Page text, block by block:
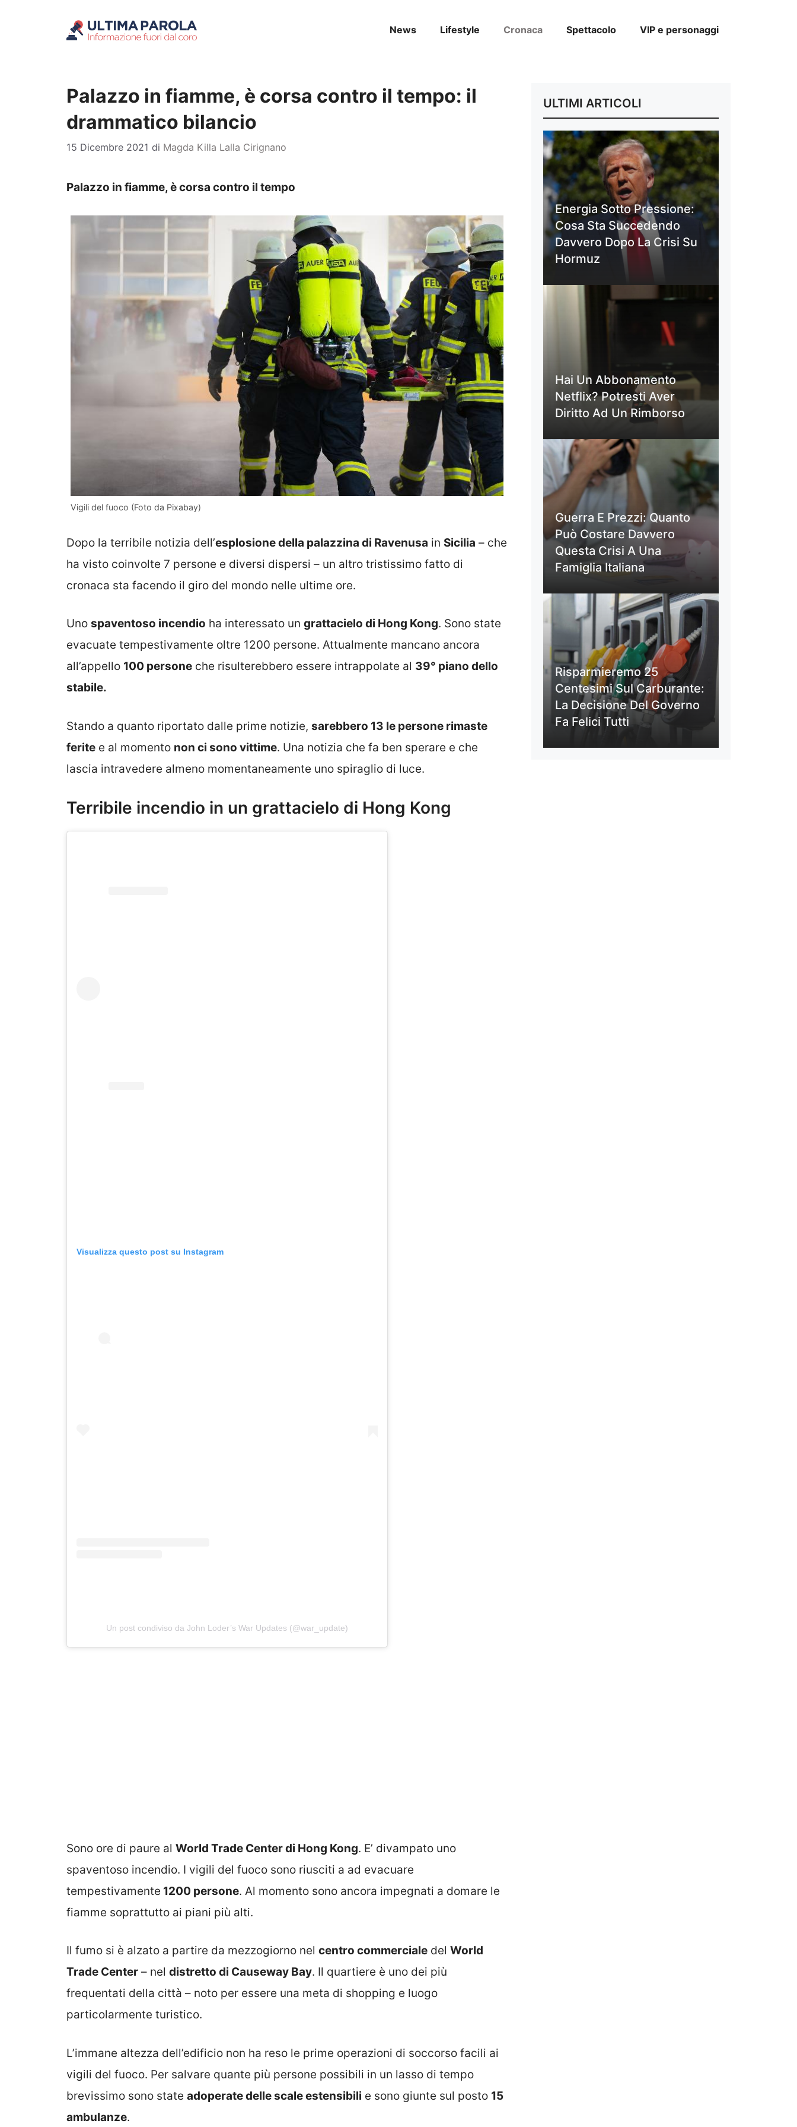
News Lifestyle Cronaca Spettacolo VIP e personaggi
Palazzo in fiamme, è corsa contro il tempo: il
drammatico bilancio
15 Dicembre 2021 di Magda Killa Lalla Cirignano
Palazzo in fiamme, è corsa contro il tempo
Vigili del fuoco (Foto da Pixabay)
Dopo la terribile notizia dell’esplosione della palazzina di Ravenusa in Sicilia – che
ha visto coinvolte 7 persone e diversi dispersi – un altro tristissimo fatto di
cronaca sta facendo il giro del mondo nelle ultime ore.
Uno spaventoso incendio ha interessato un grattacielo di Hong Kong. Sono state
evacuate tempestivamente oltre 1200 persone. Attualmente mancano ancora
all’appello 100 persone che risulterebbero essere intrappolate al 39° piano dello
stabile.
Stando a quanto riportato dalle prime notizie, sarebbero 13 le persone rimaste
ferite e al momento non ci sono vittime. Una notizia che fa ben sperare e che
lascia intravedere almeno momentaneamente uno spiraglio di luce.
Terribile incendio in un grattacielo di Hong Kong
Visualizza questo post su Instagram
Un post condiviso da John Loder’s War Updates (@war_update)
Sono ore di paure al World Trade Center di Hong Kong. E’ divampato uno
spaventoso incendio. I vigili del fuoco sono riusciti a ad evacuare
tempestivamente 1200 persone. Al momento sono ancora impegnati a domare le
fiamme soprattutto ai piani più alti.
Il fumo si è alzato a partire da mezzogiorno nel centro commerciale del World
Trade Center – nel distretto di Causeway Bay. Il quartiere è uno dei più
frequentati della città – noto per essere una meta di shopping e luogo
particolarmente turistico.
L’immane altezza dell’edificio non ha reso le prime operazioni di soccorso facili ai
vigili del fuoco. Per salvare quante più persone possibili in un lasso di tempo
brevissimo sono state adoperate delle scale estensibili e sono giunte sul posto 15
ambulanze.
ULTIMI ARTICOLI
Energia Sotto Pressione:
Cosa Sta Succedendo
Davvero Dopo La Crisi Su
Hormuz
Hai Un Abbonamento
Netflix? Potresti Aver
Diritto Ad Un Rimborso
Guerra E Prezzi: Quanto
Può Costare Davvero
Questa Crisi A Una
Famiglia Italiana
Risparmieremo 25
Centesimi Sul Carburante:
La Decisione Del Governo
Fa Felici Tutti